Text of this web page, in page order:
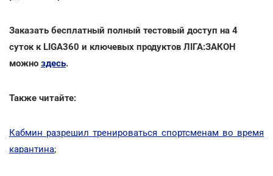
Заказать бесплатный полный тестовый доступ на 4
суток к LIGA360 и ключевых продуктов ЛІГА:ЗАКОН
можно здесь.
Также читайте:
Кабмин разрешил тренироваться спортсменам во время
карантина;